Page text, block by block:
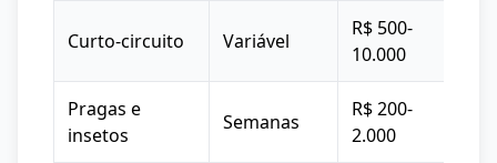
Curto-circuito Variável
R$ 500-
10.000
Pragas e
insetos
Semanas
R$ 200-
2.000